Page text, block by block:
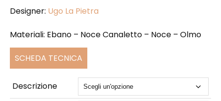
Designer: Ugo La Pietra
Materiali: Ebano – Noce Canaletto – Noce – Olmo
SCHEDA TECNICA
Descrizione